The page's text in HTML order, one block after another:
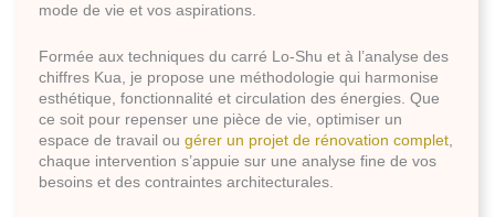
mode de vie et vos aspirations.
Formée aux techniques du carré Lo-Shu et à l’analyse des
chiffres Kua, je propose une méthodologie qui harmonise
esthétique, fonctionnalité et circulation des énergies. Que
ce soit pour repenser une pièce de vie, optimiser un
espace de travail ou gérer un projet de rénovation complet
chaque intervention s’appuie sur une analyse fine de vos
besoins et des contraintes architecturales.